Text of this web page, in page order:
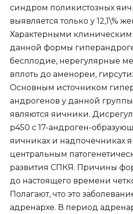
синдром поликистозных
выявляется только у 12,1\%
Характерными
данной формы
бесплодие, нерегулярные
вплоть до аменореи,
Основным источником
андрогенов у данной
являются яичники.
р450 c 17-андроген-
яичниках и надпочечниках
центральным
развития СПКЯ. Причины
до настоящего времени
Полагают, что это
адренархе. В период